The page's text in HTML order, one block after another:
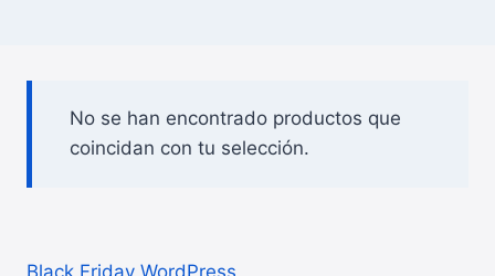
No se han encontrado productos que
coincidan con tu selección.